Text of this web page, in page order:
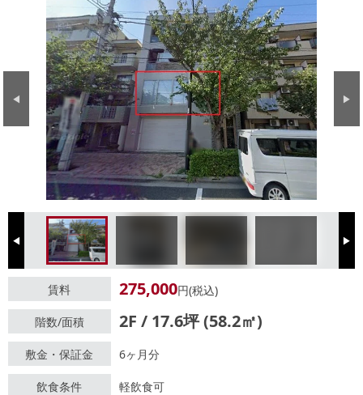
Previous Next
Previous Next
賃料 275,000円(税込)
階数/面積 2F / 17.6坪 (58.2㎡)
敷金・保証金 6ヶ月分
飲食条件 軽飲食可